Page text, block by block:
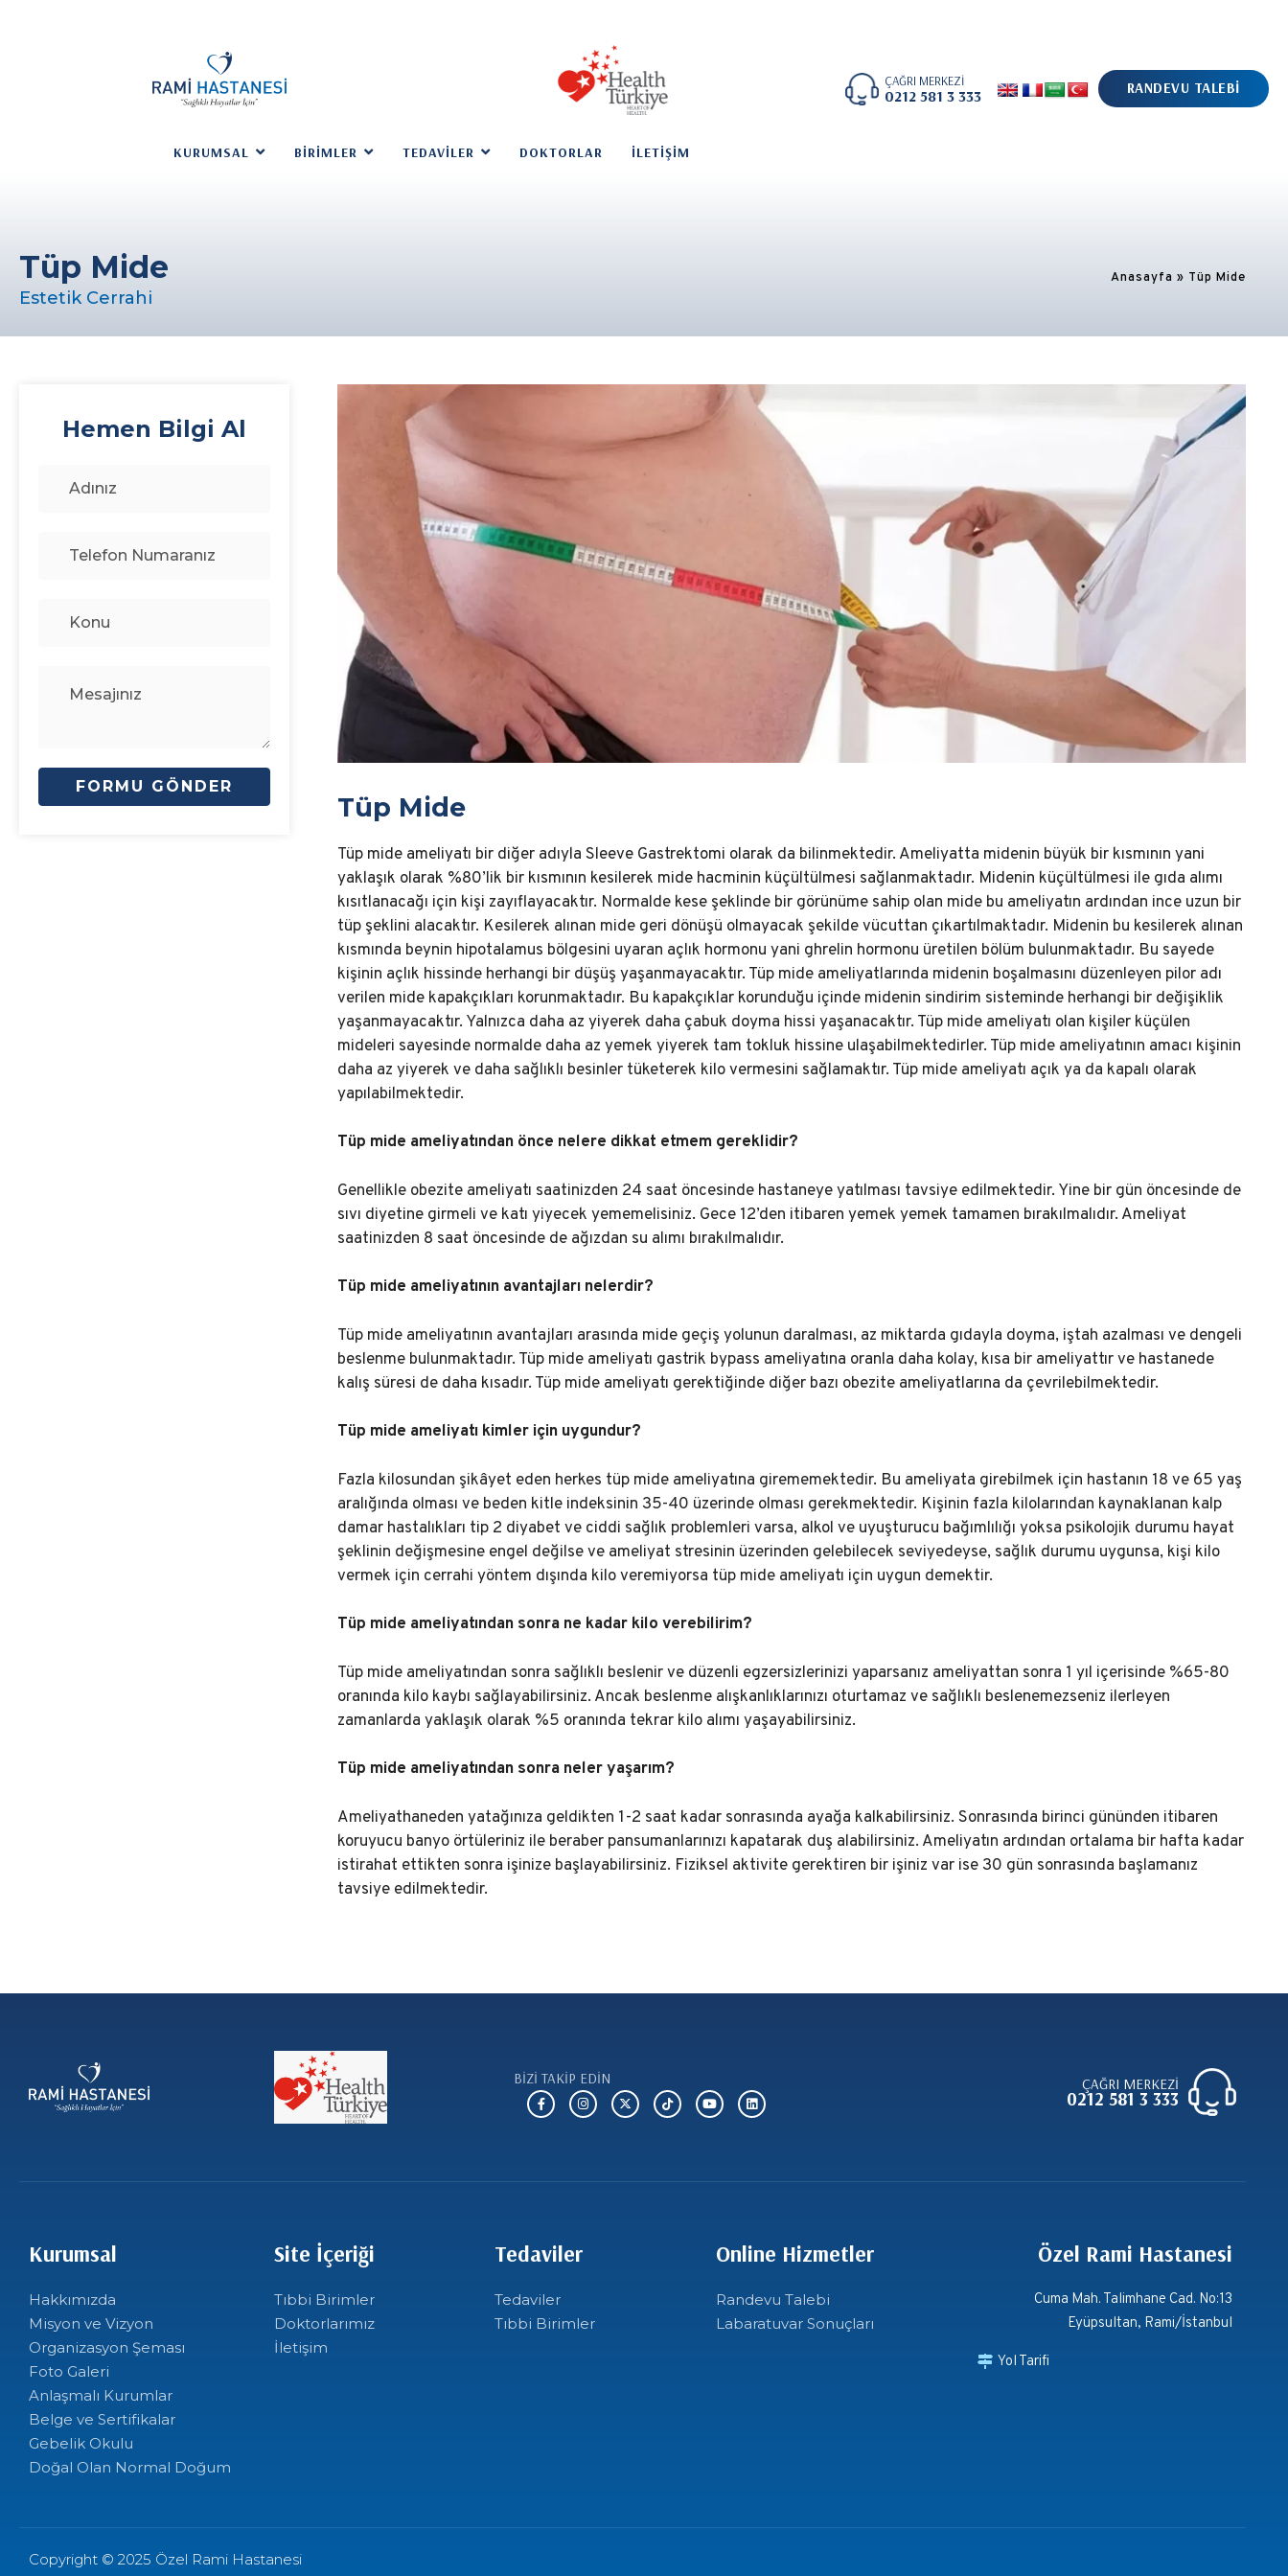
KURUMSAL BIRIMLER TEDAVILER DOKTORLAR İLETIŞIM
ÇAĞRI MERKEZİ
0212 581 3 333 RANDEVU TALEBİ
Tüp Mide
Estetik Cerrahi
Anasayfa » Tüp Mide
Hemen Bilgi Al
Tüp Mide
Tüp mide ameliyatı bir diğer adıyla Sleeve Gastrektomi olarak da bilinmektedir. Ameliyatta midenin büyük bir kısmının yani
yaklaşık olarak %80’lik bir kısmının kesilerek mide hacminin küçültülmesi sağlanmaktadır. Midenin küçültülmesi ile gıda alımı
kısıtlanacağı için kişi zayıflayacaktır. Normalde kese şeklinde bir görünüme sahip olan mide bu ameliyatın ardından ince uzun bir
tüp şeklini alacaktır. Kesilerek alınan mide geri dönüşü olmayacak şekilde vücuttan çıkartılmaktadır. Midenin bu kesilerek alınan
kısmında beynin hipotalamus bölgesini uyaran açlık hormonu yani ghrelin hormonu üretilen bölüm bulunmaktadır. Bu sayede
kişinin açlık hissinde herhangi bir düşüş yaşanmayacaktır. Tüp mide ameliyatlarında midenin boşalmasını düzenleyen pilor adı
verilen mide kapakçıkları korunmaktadır. Bu kapakçıklar korunduğu içinde midenin sindirim sisteminde herhangi bir değişiklik
yaşanmayacaktır. Yalnızca daha az yiyerek daha çabuk doyma hissi yaşanacaktır. Tüp mide ameliyatı olan kişiler küçülen
mideleri sayesinde normalde daha az yemek yiyerek tam tokluk hissine ulaşabilmektedirler. Tüp mide ameliyatının amacı kişinin
daha az yiyerek ve daha sağlıklı besinler tüketerek kilo vermesini sağlamaktır. Tüp mide ameliyatı açık ya da kapalı olarak
yapılabilmektedir.
Tüp mide ameliyatından önce nelere dikkat etmem gereklidir?
Genellikle obezite ameliyatı saatinizden 24 saat öncesinde hastaneye yatılması tavsiye edilmektedir. Yine bir gün öncesinde de
sıvı diyetine girmeli ve katı yiyecek yememelisiniz. Gece 12’den itibaren yemek yemek tamamen bırakılmalıdır. Ameliyat
saatinizden 8 saat öncesinde de ağızdan su alımı bırakılmalıdır.
Tüp mide ameliyatının avantajları nelerdir?
Tüp mide ameliyatının avantajları arasında mide geçiş yolunun daralması, az miktarda gıdayla doyma, iştah azalması ve dengeli
beslenme bulunmaktadır. Tüp mide ameliyatı gastrik bypass ameliyatına oranla daha kolay, kısa bir ameliyattır ve hastanede
kalış süresi de daha kısadır. Tüp mide ameliyatı gerektiğinde diğer bazı obezite ameliyatlarına da çevrilebilmektedir.
Tüp mide ameliyatı kimler için uygundur?
Fazla kilosundan şikâyet eden herkes tüp mide ameliyatına girememektedir. Bu ameliyata girebilmek için hastanın 18 ve 65 yaş
aralığında olması ve beden kitle indeksinin 35-40 üzerinde olması gerekmektedir. Kişinin fazla kilolarından kaynaklanan kalp
damar hastalıkları tip 2 diyabet ve ciddi sağlık problemleri varsa, alkol ve uyuşturucu bağımlılığı yoksa psikolojik durumu hayat
şeklinin değişmesine engel değilse ve ameliyat stresinin üzerinden gelebilecek seviyedeyse, sağlık durumu uygunsa, kişi kilo
vermek için cerrahi yöntem dışında kilo veremiyorsa tüp mide ameliyatı için uygun demektir.
Tüp mide ameliyatından sonra ne kadar kilo verebilirim?
Tüp mide ameliyatından sonra sağlıklı beslenir ve düzenli egzersizlerinizi yaparsanız ameliyattan sonra 1 yıl içerisinde %65-80
oranında kilo kaybı sağlayabilirsiniz. Ancak beslenme alışkanlıklarınızı oturtamaz ve sağlıklı beslenemezseniz ilerleyen
zamanlarda yaklaşık olarak %5 oranında tekrar kilo alımı yaşayabilirsiniz.
Tüp mide ameliyatından sonra neler yaşarım?
Ameliyathaneden yatağınıza geldikten 1-2 saat kadar sonrasında ayağa kalkabilirsiniz. Sonrasında birinci gününden itibaren
koruyucu banyo örtüleriniz ile beraber pansumanlarınızı kapatarak duş alabilirsiniz. Ameliyatın ardından ortalama bir hafta kadar
istirahat ettikten sonra işinize başlayabilirsiniz. Fiziksel aktivite gerektiren bir işiniz var ise 30 gün sonrasında başlamanız
tavsiye edilmektedir.
BİZİ TAKİP EDİN ÇAĞRI MERKEZİ
0212 581 3 333
Kurumsal
Hakkımızda
Misyon ve Vizyon
Organizasyon Şeması
Foto Galeri
Anlaşmalı Kurumlar
Belge ve Sertifikalar
Gebelik Okulu
Doğal Olan Normal Doğum
Site İçeriği
Tıbbi Birimler
Doktorlarımız
İletişim
Tedaviler
Tedaviler
Tıbbi Birimler
Online Hizmetler
Randevu Talebi
Labaratuvar Sonuçları
Özel Rami Hastanesi
Cuma Mah. Talimhane Cad. No:13
Eyüpsultan, Rami/İstanbul
Yol Tarifi
Copyright © 2025 Özel Rami Hastanesi